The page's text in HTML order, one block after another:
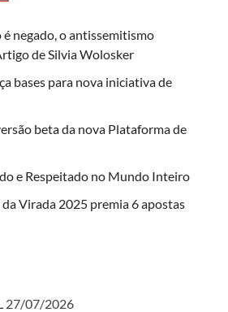
negado, o antissemitismo
de Silvia Wolosker
bases para nova iniciativa de
beta da nova Plataforma de
e Respeitado no Mundo Inteiro
Virada 2025 premia 6 apostas
27/07/2026